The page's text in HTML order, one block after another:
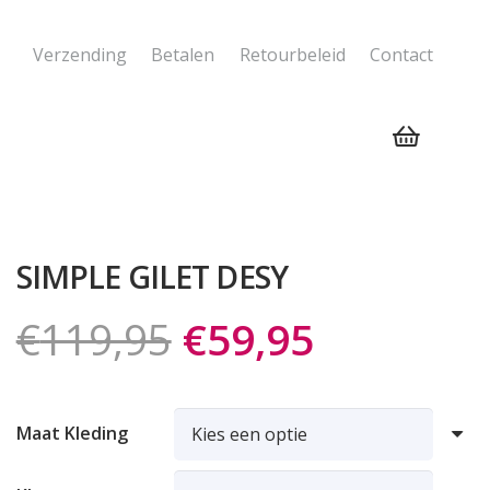
Verzending Betalen Retourbeleid Contact
SIMPLE GILET DESY
€119,95
prijs
was:
€119,95.
€59,95Huidige
is:
€59,95.
Maat Kleding